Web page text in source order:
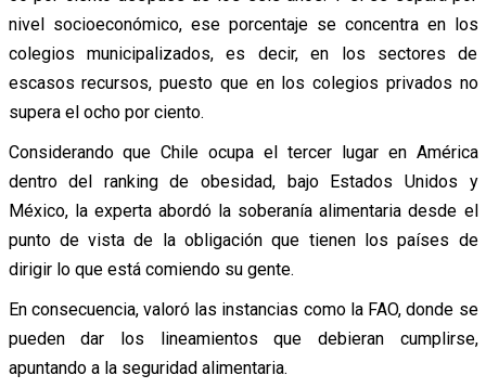
nivel socioeconómico, ese porcentaje se concentra en los
colegios municipalizados, es decir, en los sectores de
escasos recursos, puesto que en los colegios privados no
supera el ocho por ciento.
Considerando que Chile ocupa el tercer lugar en América
dentro del ranking de obesidad, bajo Estados Unidos y
México, la experta abordó la soberanía alimentaria desde el
punto de vista de la obligación que tienen los países de
dirigir lo que está comiendo su gente.
En consecuencia, valoró las instancias como la FAO, donde se
pueden dar los lineamientos que debieran cumplirse,
apuntando a la seguridad alimentaria.